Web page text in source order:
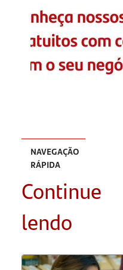
NAVEGAÇÃO
RÁPIDA
No que
empreender
Com
empreender
Continue
lendo